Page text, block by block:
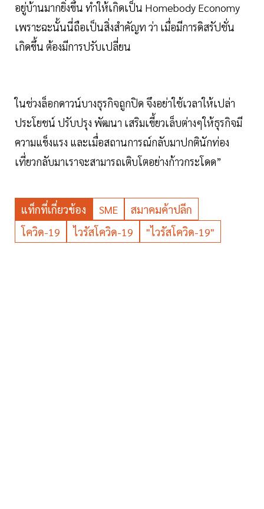
อยู่บ้านมากยิ่งขึ้น ทำให้เกิดเป็น Homebody Economy
เพราะฉะนั้นนี่ถือเป็นสิ่งสำคัญท ว่า เมื่อมีการดิสรัปชั่น
เกิดขึ้น ต้องมีการปรับเปลี่ยน
ในช่วงล็อกดาวน์บางธุรกิจถูกปิด จึงอย่าใช้เวลาให้เปล่า
ประโยชน์ ปรับปรุง พัฒนา เสริมเขี้ยวเล็บต่างๆให้ธุรกิจมี
ความแข็งแรง และเมื่อสถานการณ์กลับมาปกตินักท่อง
เที่ยวกลับมาเราจะสามารถเติบโตอย่างก้าวกระโดด”
แท็กที่เกี่ยวข้อง SME
สมาคมค้าปลีก
โควิด-19
ไวรัสโควิด-19 "ไวรัสโควิด-19"